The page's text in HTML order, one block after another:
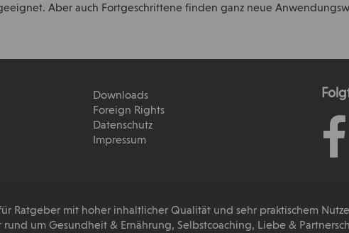
Aber auch Fortgeschrittene finden ganz neue
Downloads
Foreign Rights
Datenschutz
Impressum
Ratgeber mit hoher inhaltlicher Qualität und sehr praktischem
um Gesundheit & Ernährung, Selbstcoaching, Liebe &